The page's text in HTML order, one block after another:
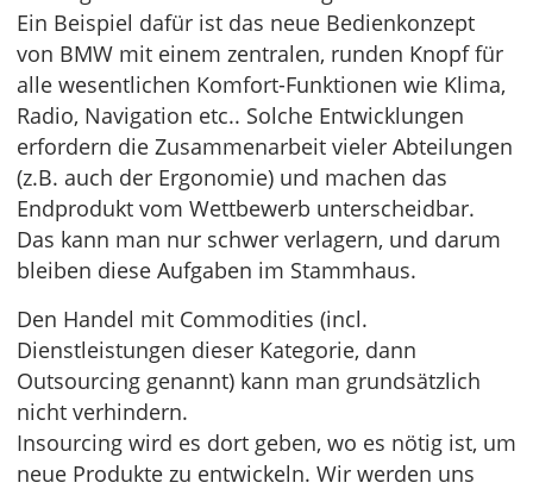
Ein Beispiel dafür ist das neue Bedienkonzept
von BMW mit einem zentralen, runden Knopf für
alle wesentlichen Komfort-Funktionen wie Klima,
Radio, Navigation etc.. Solche Entwicklungen
erfordern die Zusammenarbeit vieler Abteilungen
(z.B. auch der Ergonomie) und machen das
Endprodukt vom Wettbewerb unterscheidbar.
Das kann man nur schwer verlagern, und darum
bleiben diese Aufgaben im Stammhaus.
Den Handel mit Commodities (incl.
Dienstleistungen dieser Kategorie, dann
Outsourcing genannt) kann man grundsätzlich
nicht verhindern.
Insourcing wird es dort geben, wo es nötig ist, um
neue Produkte zu entwickeln. Wir werden uns